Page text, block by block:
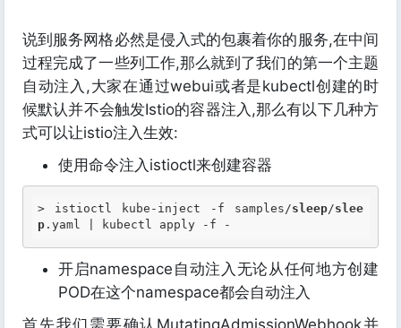
说到服务网格必然是侵入式的包裹着你的服务,在中间
过程完成了一些列工作,那么就到了我们的第一个主题
自动注入,大家在通过webui或者是kubectl创建的时
候默认并不会触发Istio的容器注入,那么有以下几种方
式可以让istio注入生效:
使用命令注入istioctl来创建容器
> istioctl kube-inject -f samples/sleep/slee
p .yaml
开启namespace自动注入无论从任何地方创建
POD在这个namespace都会自动注入
首先我们需要确认MutatingAdmissionWebhook并